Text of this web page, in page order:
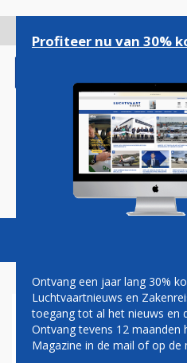
gaan
Magazine
SINGAPORE
VOORLOPIG
Profiteer nu van 30%
Ontvang een jaar lang 30%
Luchtvaartnieuws en
toegang tot al het nieuws en
Ontvang tevens 12 maanden
Magazine in de mail of op de